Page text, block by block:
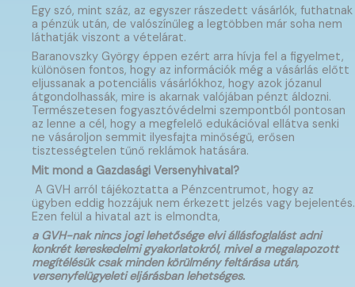
Egy szó, mint száz, az egyszer rászedett vásárlók, futhatnak
a pénzük után, de valószínűleg a legtöbben már soha nem
láthatják viszont a vételárat.
Baranovszky György éppen ezért arra hívja fel a figyelmet,
különösen fontos, hogy az információk még a vásárlás előtt
eljussanak a potenciális vásárlókhoz, hogy azok józanul
átgondolhassák, mire is akarnak valójában pénzt áldozni.
Természetesen fogyasztóvédelmi szempontból pontosan
az lenne a cél, hogy a megfelelő edukációval ellátva senki
ne vásároljon semmit ilyesfajta minőségű, erősen
tisztességtelen tűnő reklámok hatására.
Mit mond a Gazdasági Versenyhivatal?
A GVH arról tájékoztatta a Pénzcentrumot, hogy az
ügyben eddig hozzájuk nem érkezett jelzés vagy bejelentés.
Ezen felül a hivatal azt is elmondta,
a GVH-nak nincs jogi lehetősége elvi állásfoglalást adni
konkrét kereskedelmi gyakorlatokról, mivel a megalapozott
megítélésük csak minden körülmény feltárása után,
versenyfelügyeleti eljárásban lehetséges.